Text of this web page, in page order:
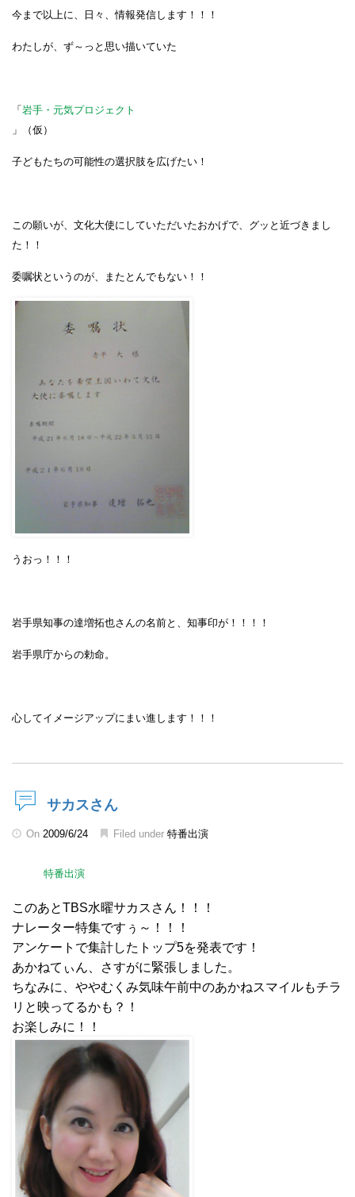
今まで以上に、日々、情報発信します！！！
わたしが、ず～っと思い描いていた
「 岩手・元気プロジェクト
」（仮）
子どもたちの可能性の選択肢を広げたい！
この願いが、文化大使にしていただいたおかげで、グッと近づきまし
た！！
委嘱状というのが、またとんでもない！！
うおっ！！！
岩手県知事の達増拓也さんの名前と、知事印が！！！！
岩手県庁からの勅命。
心してイメージアップにまい進します！！！
サカスさん
On 2009/6/24 Filed under 特番出演
特番出演
このあとTBS水曜サカスさん！！！
ナレーター特集ですぅ～！！！
アンケートで集計したトップ5を発表です！
あかねてぃん、さすがに緊張しました。
ちなみに、ややむくみ気味午前中のあかねスマイルもチラ
リと映ってるかも？！
お楽しみに！！